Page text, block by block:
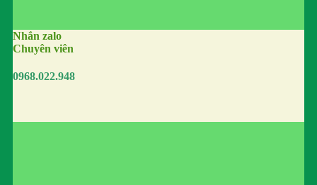
Nhắn zalo
Chuyên viên
0968.022.948